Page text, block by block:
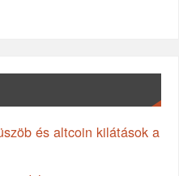
és altcoin kilátások a